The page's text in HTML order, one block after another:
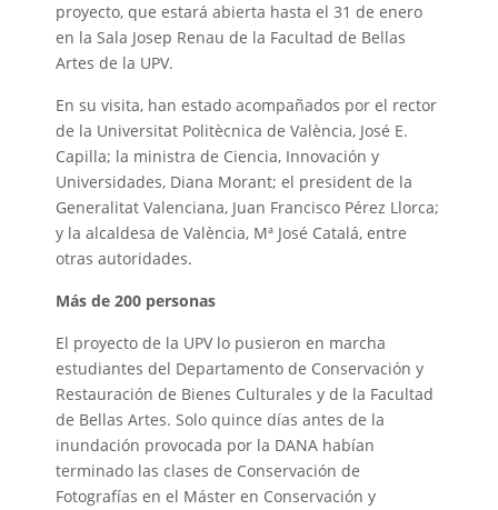
proyecto, que estará abierta hasta el 31 de enero
en la Sala Josep Renau de la Facultad de Bellas
Artes de la UPV.
En su visita, han estado acompañados por el rector
de la Universitat Politècnica de València, José E.
Capilla; la ministra de Ciencia, Innovación y
Universidades, Diana Morant; el president de la
Generalitat Valenciana, Juan Francisco Pérez Llorca;
y la alcaldesa de València, Mª José Catalá, entre
otras autoridades.
Más de 200 personas
El proyecto de la UPV lo pusieron en marcha
estudiantes del Departamento de Conservación y
Restauración de Bienes Culturales y de la Facultad
de Bellas Artes. Solo quince días antes de la
inundación provocada por la DANA habían
terminado las clases de Conservación de
Fotografías en el Máster en Conservación y